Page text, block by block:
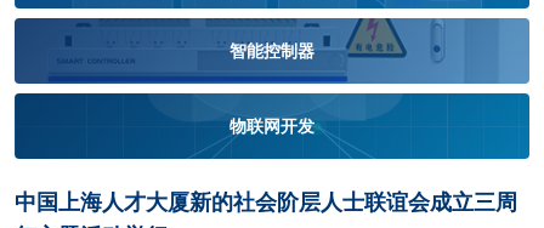
智能控制器
物联网开发
中国上海人才大厦新的社会阶层人士联谊会成立三周